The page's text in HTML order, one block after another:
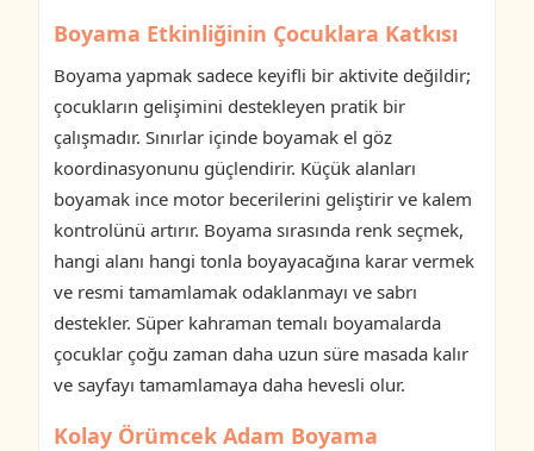
Boyama Etkinliğinin Çocuklara Katkısı
Boyama yapmak sadece keyifli bir aktivite değildir;
çocukların gelişimini destekleyen pratik bir
çalışmadır. Sınırlar içinde boyamak el göz
koordinasyonunu güçlendirir. Küçük alanları
boyamak ince motor becerilerini geliştirir ve kalem
kontrolünü artırır. Boyama sırasında renk seçmek,
hangi alanı hangi tonla boyayacağına karar vermek
ve resmi tamamlamak odaklanmayı ve sabrı
destekler. Süper kahraman temalı boyamalarda
çocuklar çoğu zaman daha uzun süre masada kalır
ve sayfayı tamamlamaya daha hevesli olur.
Kolay Örümcek Adam Boyama